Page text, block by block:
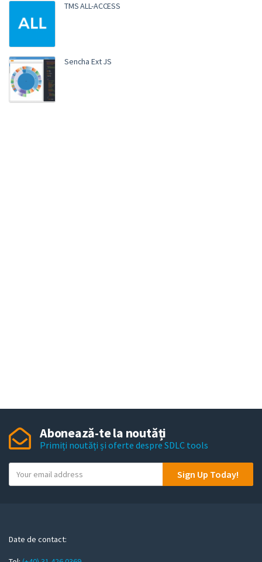
TMS ALL-ACCESS
Sencha Ext JS
Abonează-te la noutăți
Primiți noutăți și oferte despre SDLC tools
o
m
Sign Up Today!
Date de contact: